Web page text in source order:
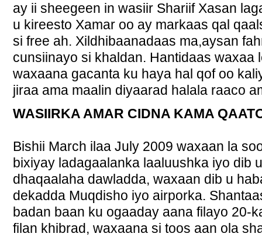
ay ii sheegeen in wasiir Shariif Xasan
u kireesto Xamar oo ay markaas qal
si free ah. Xildhibaanadaas ma,aysan
cunsiinayo si khaldan. Hantidaas waxaa
waxaana gacanta ku haya hal qof oo
jiraa ama maalin diyaarad halala raaco
WASIIRKA AMAR CIDNA KAMA
Bishii March ilaa July 2009 waxaan la
bixiyay ladagaalanka laaluushka iyo dib
dhaqaalaha dawladda, waxaan dib u
dekadda Muqdisho iyo airporka.
badan baan ku ogaaday aana filayo 20-
filan khibrad, waxaana si toos aan ola